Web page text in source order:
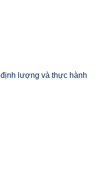
lượng và thực hành